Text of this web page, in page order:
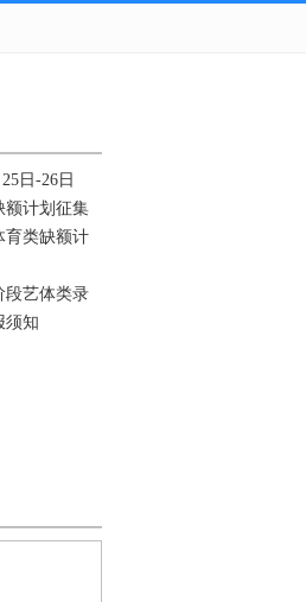
日-26日
额计划征集
育类缺额计
段艺体类录
须知